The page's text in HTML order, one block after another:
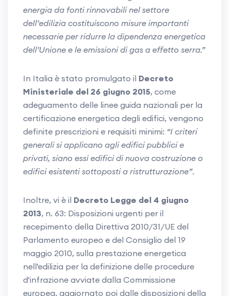
energia da fonti rinnovabili nel settore
dell’edilizia costituiscono misure importanti
necessarie per ridurre la dipendenza energetica
dell’Unione e le emissioni di gas a effetto serra.”
In Italia è stato promulgato il Decreto
Ministeriale del 26 giugno 2015, come
adeguamento delle linee guida nazionali per la
certificazione energetica degli edifici, vengono
definite prescrizioni e requisiti minimi: “I criteri
generali si applicano agli edifici pubblici e
privati, siano essi edifici di nuova costruzione o
edifici esistenti sottoposti a ristrutturazione”.
Inoltre, vi è il Decreto Legge del 4 giugno
2013, n. 63: Disposizioni urgenti per il
recepimento della Direttiva 2010/31/UE del
Parlamento europeo e del Consiglio del 19
maggio 2010, sulla prestazione energetica
nell'edilizia per la definizione delle procedure
d'infrazione avviate dalla Commissione
europea, aggiornato poi dalle disposizioni della